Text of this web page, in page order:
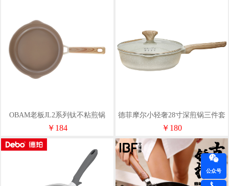
OBAM老板JL2系列钛不粘煎锅
PJL-BR2
￥184
德菲摩尔小轻奢28寸深煎锅三件套
￥180
公众号